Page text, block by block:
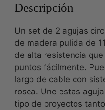
Descripción
Un set de 2 agujas
de madera pulida de
de alta resistencia
puntos fácilmente.
largo de cable con
rosca. Une estas
tipo de proyectos